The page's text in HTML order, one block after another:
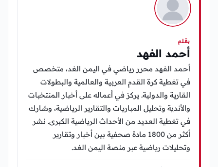
بقلم
أحمد الفهد
أحمد الفهد محرر رياضي في اليمن الغد، متخصص
في تغطية كرة القدم العربية والعالمية والبطولات
القارية والدولية. يركز في أعماله على أخبار المنتخبات
والأندية وتحليل المباريات والتقارير الرياضية، وشارك
في تغطية العديد من الأحداث الرياضية الكبرى. نشر
أكثر من 1800 مادة صحفية بين أخبار وتقارير
وتحليلات رياضية عبر منصة اليمن الغد.